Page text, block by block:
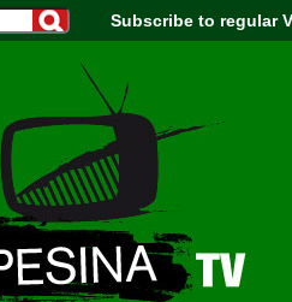
Subscribe to regular